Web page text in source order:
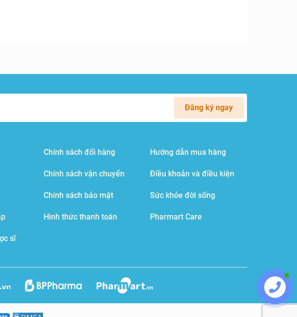
Đăng ký ngay
sĩ
Chính sách đổi hàng
Chính sách vận chuyển
Chính sách bảo mật
Hình thức thanh toán
Hướng dẫn mua hàng
Điều khoản và điều kiện
Sức khỏe đời sống
Pharmart Care
Liên hệ